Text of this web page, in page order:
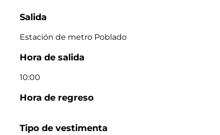
Salida
Estación de metro Poblado
Hora de salida
10:00
Hora de regreso
Tipo de vestimenta